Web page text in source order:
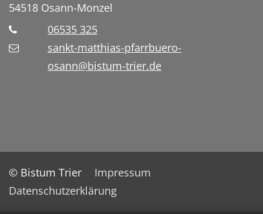
54518 Osann-Monzel
06535 325
sankt-matthias-pfarrbuero-
osann@bistum-trier.de
© Bistum Trier
Impressum
Datenschutzerklärung